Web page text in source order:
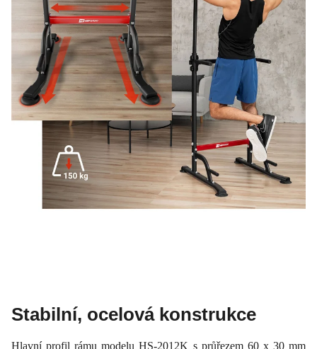
Stabilní, ocelová konstrukce
Hlavní profil rámu modelu HS-2012K s průřezem 60 x 30 mm